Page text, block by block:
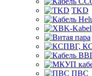
TKD
ПВС